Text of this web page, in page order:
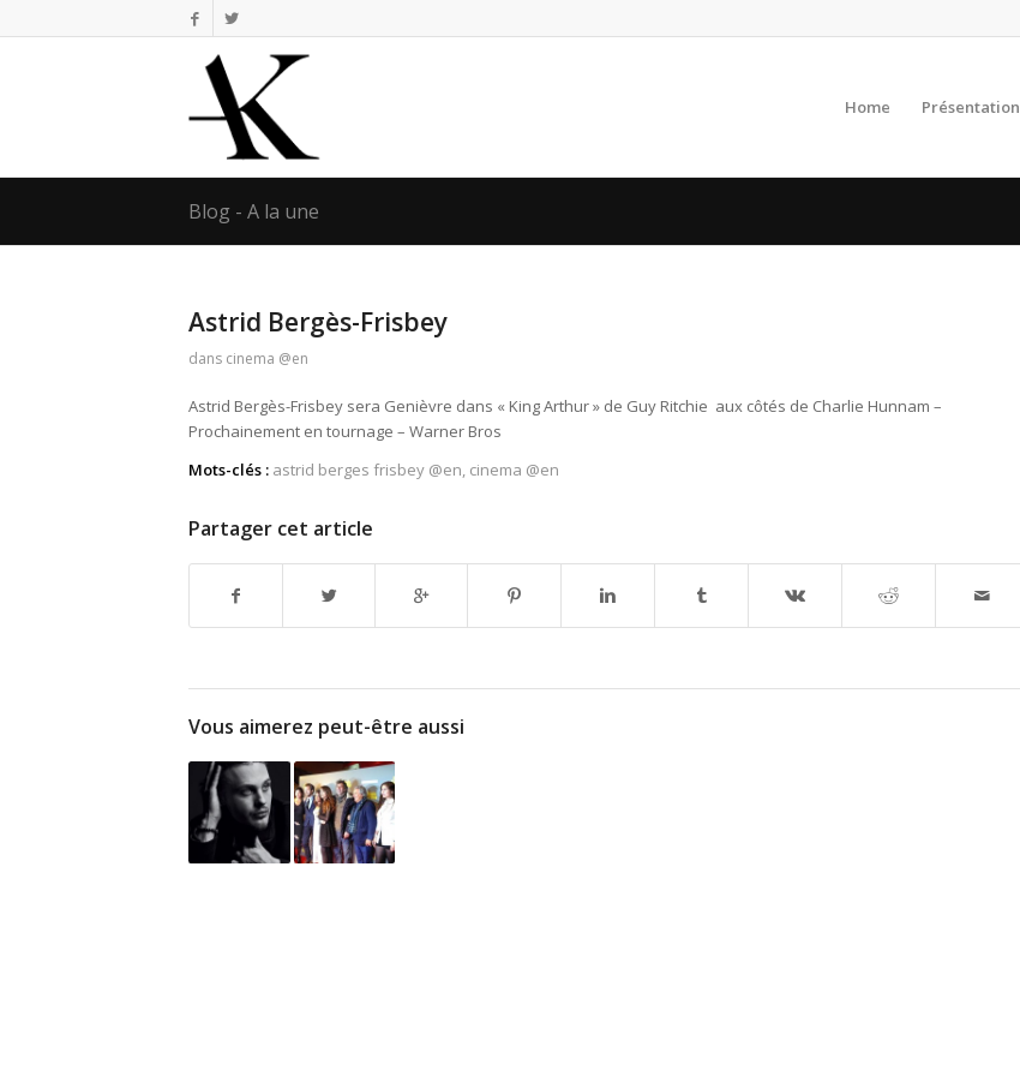
Home Présentation
Blog - A la une
Astrid Bergès-Frisbey
dans cinema @en
Astrid Bergès-Frisbey sera Genièvre dans « King Arthur » de Guy Ritchie aux côtés de Charlie Hunnam –
Prochainement en tournage – Warner Bros
Mots-clés : astrid berges frisbey @en, cinema @en
Partager cet article
Vous aimerez peut-être aussi